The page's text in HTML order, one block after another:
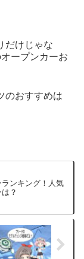
だけじゃな
ープンカーお
のおすすめは
ンキング！人気
？